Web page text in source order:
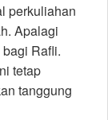
perkuliahan
Apalagi
Rafli.
tetap
tanggung